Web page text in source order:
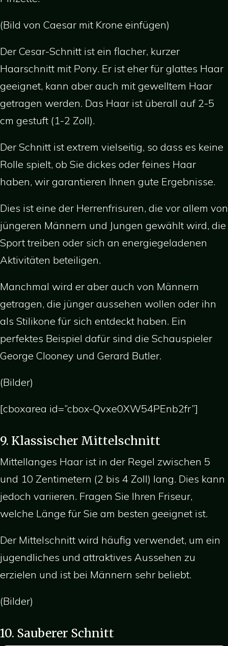
(Bild von Caesar mit Krone einfügen)
Der Cesar-Schnitt ist ein flacher, kurzer
Haarschnitt mit Pony. Er ist eher für glattes Haar
geeignet, kann aber auch mit gewelltem Haar
getragen werden. Das Haar ist überall auf 2-5
cm gestuft (1-2 Zoll).
Der Schnitt ist extrem vielseitig, so dass es keine
Rolle spielt, ob Sie dickes oder feines Haar
haben, wir garantieren Ihnen gute Ergebnisse.
Dies ist eine der Herrenfrisuren, die vor allem von
jüngeren Männern und Jungen gewählt wird, die
Sport treiben oder sich an energiegeladenen
Aktivitäten beteiligen.
Manchmal wird er aber auch von Männern
getragen, die jünger aussehen wollen oder ihn
als Stilikone für sich entdeckt haben. Ein
perfektes Beispiel dafür sind die Schauspieler
George Clooney und Gerard Butler.
(Bilder)
[cboxarea id=”cbox-Qvxe0XW54PEnb2fr”]
9. Klassischer Mittelschnitt
Mittellanges Haar ist in der Regel zwischen 5
und 10 Zentimetern (2 bis 4 Zoll) lang. Dies kann
jedoch variieren. Fragen Sie Ihren Friseur,
welche Länge für Sie am besten geeignet ist.
Der Mittelschnitt wird häufig verwendet, um ein
jugendliches und attraktives Aussehen zu
erzielen und ist bei Männern sehr beliebt.
(Bilder)
10. Sauberer Schnitt